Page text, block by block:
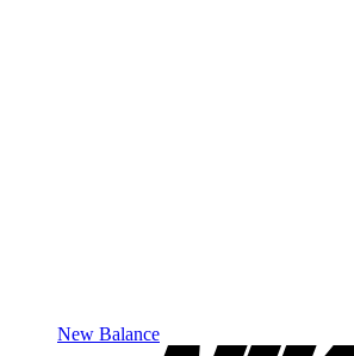
New Balance